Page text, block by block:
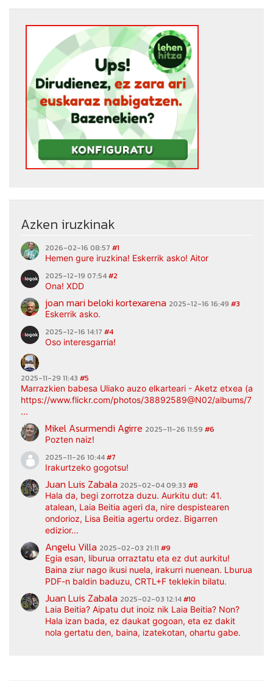
Azken iruzkinak
2026-02-16 08:57 #1
Hemen gure iruzkina! Eskerrik asko! Aitor
2025-12-19 07:54#2
Ona! XDD
joan mari beloki kortexarena 2025-12-16 16:49 #3
Eskerrik asko.
2025-12-16 14:17 #4
Oso interesgarria!
2025-11-29 11:43 #5
Marrazkien babesa Uliako auzo elkarteari - Aketz etxea
https://www.flickr.com/photos/38892589@N02/albums/
...
Mikel Asurmendi Agirre 2025-11-26 11:59 #6
Pozten naiz!
2025-11-26 10:44#7
Irakurtzeko gogotsu!
Juan Luis Zabala 2025-02-04 09:33 #8
Hala da, begi zorrotza duzu. Aurkitu dut: 41.
atalean, Laia Beitia ageri da, nire despistearen
ondorioz, Lisa Beitia agertu ordez. Bigarren
edizior...
Angelu Villa 2025-02-03 21:11 #9
Egia esan, liburua orraztatu eta ez dut aurkitu!
Baina ziur nago ikusi nuela, irakurri nuenean. Lburua
PDF-n baldin baduzu, CRTL+F teklekin bilatu.
Juan Luis Zabala 2025-02-03 12:14#10
Laia Beitia? Aipatu dut inoiz nik Laia Beitia? Non?
Hala izan bada, ez daukat gogoan, eta ez dakit
nola gertatu den, baina, izatekotan, ohartu gabe.